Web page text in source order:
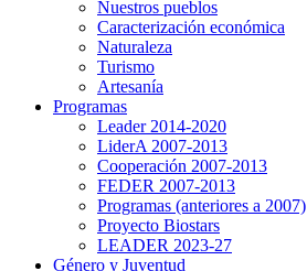
Nuestros pueblos
Caracterización económica
Naturaleza
Turismo
Artesanía
Programas
Leader 2014-2020
LiderA 2007-2013
Cooperación 2007-2013
FEDER 2007-2013
Programas (anteriores a 2007)
Proyecto Biostars
LEADER 2023-27
Género y Juventud